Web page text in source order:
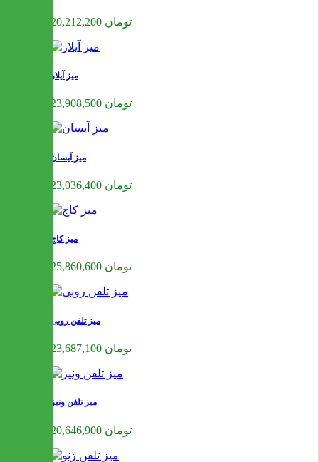
20,212,200 تومان
میز آیلار
23,908,500 تومان
میز آیسان
23,036,400 تومان
میز کاج
25,860,600 تومان
میز تلفن روبی
23,687,100 تومان
میز تلفن ونیز
20,646,900 تومان